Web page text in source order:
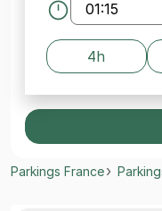
4h
Parkings France